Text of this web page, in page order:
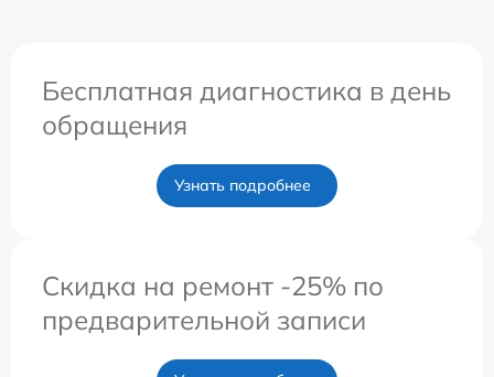
Бесплатная диагностика в день
обращения
Узнать подробнее
Скидка на ремонт -25% по
предварительной записи